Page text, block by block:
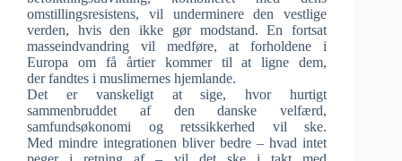
omstillingsresistens, vil underminere den vestlige
verden, hvis den ikke gør modstand. En fortsat
masseindvandring vil medføre, at forholdene i
Europa om få årtier kommer til at ligne dem,
der fandtes i muslimernes hjemlande.
Det er vanskeligt at sige, hvor hurtigt
sammenbruddet af den danske velfærd,
samfundsøkonomi og retssikkerhed vil ske.
Med mindre integrationen bliver bedre – hvad intet